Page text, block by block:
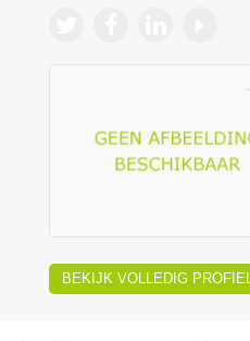
BEKIJK VOLLEDIG PROFIEL